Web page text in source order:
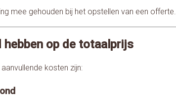
mee gehouden bij het opstellen van een offerte.
hebben op de totaalprijs
kosten zijn: